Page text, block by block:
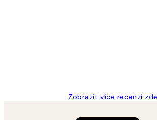
Zobrazit více recenzí zde